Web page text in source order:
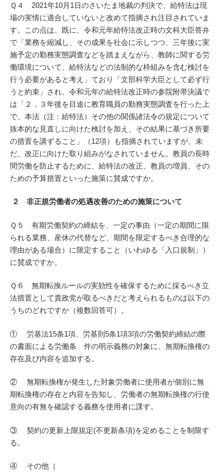
Ｑ４ 2021年10月1日のさいたま地裁の判決で、給特法は現
場の実情に適合していないと改めて指摘され注目されていま
す。この点は、既に、令和元年給特法改正時の文科大臣答弁
で「業務を縮減し、その成果を社会に示しつつ、三年後に実
施予定の勤務実態調査などを踏まえながら、教師に関する労
働環境について、給特法などの法制的な枠組みを含む検討を
行う必要があると考え」ており「文部科学大臣として必ず行
うと約束」され、令和元年の給特法改正時の参院附帯決議で
は「２，３年後を目途に教育職員の勤務実態調査を行った上
で、本法（注：給特法）その他の関係諸法令の規定について
抜本的な見直しに向けた検討を加え、その結果に基づき所要
の措置を講ずること」（12項）も指摘されていますが、未
だ、改正に向けた取り組みがなされていません。教員の長時
間労働を防止するために、給特法の改正、教員の増員、その
ための予算措置といった施策に賛成ですか。
２ 非正規労働者の処遇改善のための施策について
Ｑ５ 有期労働契約の締結を、一定の事由（一定の期間に限
られる業務、産休の代替など、期間を限定するべき合理的な
理由がある場合）に限定すること（いわゆる「入口規制」）
に賛成ですか。
Ｑ６ 無期転換ルールの実効性を確保するために採るべき立
法措置として貴政党が取るべきだと考えられるものは以下の
うちのどれですか（複数回答可）。
① 労基法15条1項、労基則5条1項3項の労働契約締結の際
の書面による労働条 件の明示義務の対象に、無期転換権の
存在及び内容を追加する。
② 無期転換権が発生した対象労働者に使用者が個別に無
期転換権の存在と内容を告知し、労働者の無期転換権の行使
意向の有無を確認する義務を使用者に課す。
③ 契約の更新上限規定(不更新条項)を定めることを制限す
る。
④ その他（